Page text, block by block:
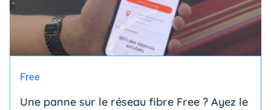
Free
Une panne sur le réseau fibre Free ? Ayez le